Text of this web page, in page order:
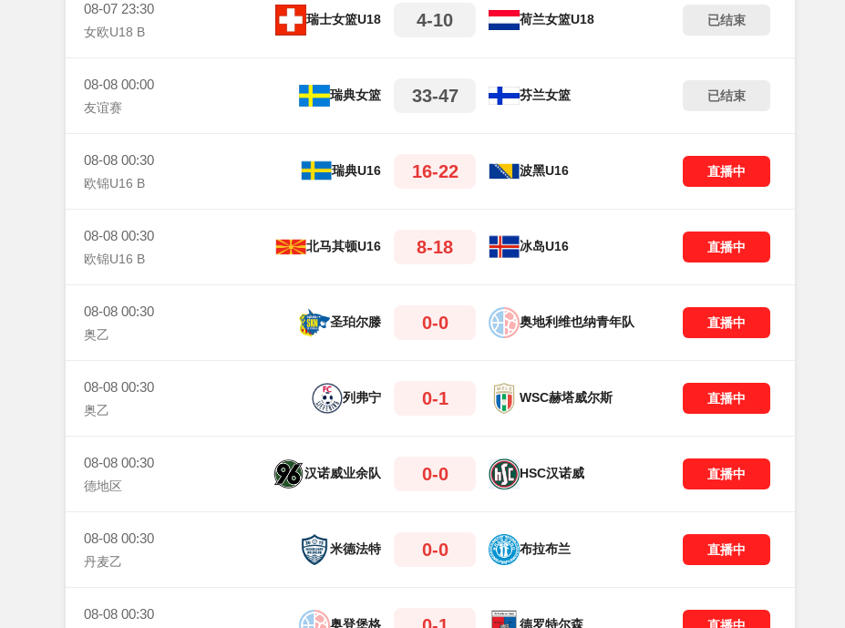
08-07 23:30
女欧U18 B
瑞士女篮U18 4-10 荷兰女篮U18 已结束
08-08 00:00
友谊赛
瑞典女篮 33-47 芬兰女篮 已结束
08-08 00:30
欧锦U16 B
瑞典U16 16-22 波黑U16 直播中
08-08 00:30
欧锦U16 B
北马其顿U16 8-18 冰岛U16 直播中
08-08 00:30
奥乙
圣珀尔滕 0-0 奥地利维也纳青年队 直播中
08-08 00:30
奥乙
列弗宁 0-1 WSC赫塔威尔斯 直播中
08-08 00:30
德地区
汉诺威业余队 0-0 HSC汉诺威 直播中
08-08 00:30
丹麦乙
米德法特 0-0 布拉布兰 直播中
08-08 00:30
奥登堡格 德罗特尔森